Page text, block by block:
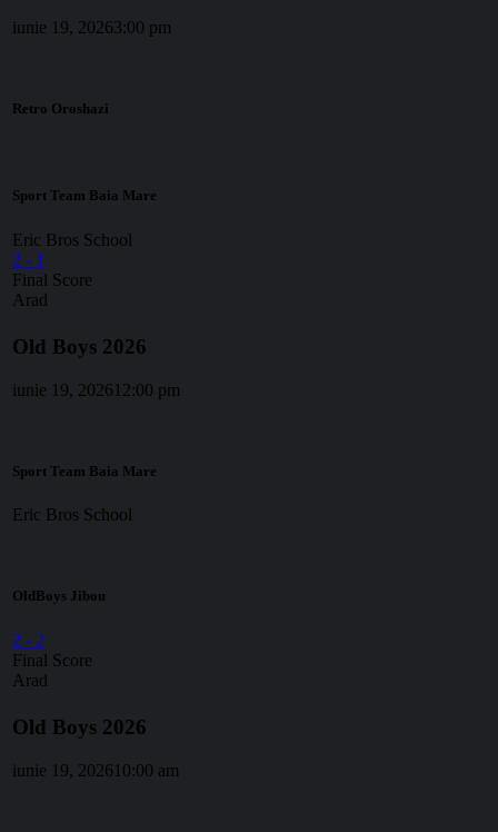
iunie 19, 20263:00 pm
Retro Oroshazi
Sport Team Baia Mare
Eric Bros School
2 - 1
Final Score
Arad
Old Boys 2026
iunie 19, 2026 12:00 pm
Sport Team Baia Mare
Eric Bros School
OldBoys Jibou
2 - 2
Final Score
Arad
Old Boys 2026
iunie 19, 2026 10:00 am